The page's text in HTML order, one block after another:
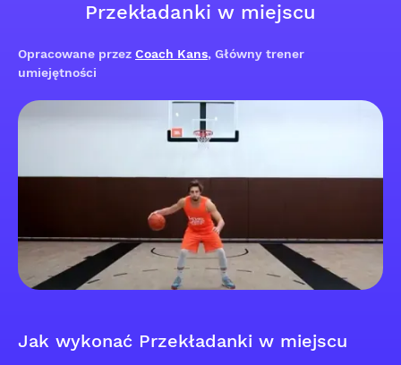
Przekładanki w miejscu
Opracowane przez Coach Kans, Główny trener
umiejętności
Jak wykonać Przekładanki w miejscu